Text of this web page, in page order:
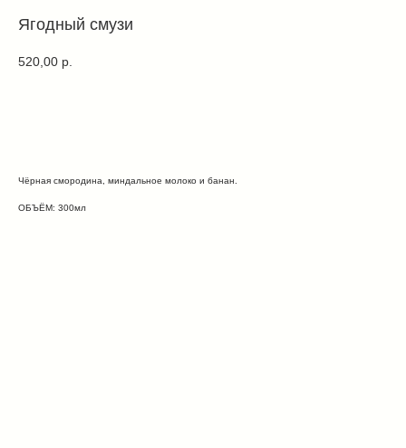
Ягодный смузи
520,00 р.
Чёрная смородина, миндальное молоко и банан.
ОБЪЁМ: 300мл